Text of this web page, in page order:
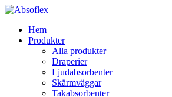
Hem
Produkter
Alla produkter
Draperier
Ljudabsorbenter
Skärmväggar
Takabsorbenter